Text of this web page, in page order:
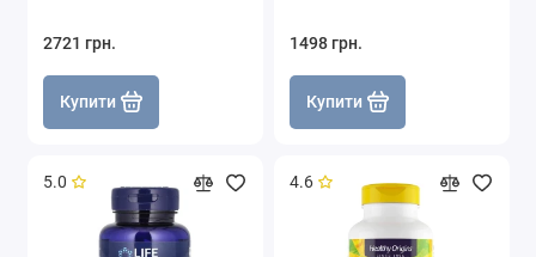
2721 грн.
Купити
1498 грн.
Купити
5.0 4.6